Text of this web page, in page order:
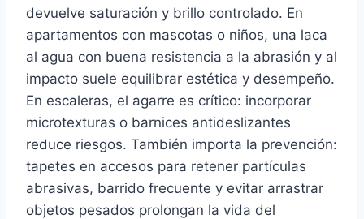
devuelve saturación y brillo controlado. En
apartamentos con mascotas o niños, una laca
al agua con buena resistencia a la abrasión y al
impacto suele equilibrar estética y desempeño.
En escaleras, el agarre es crítico: incorporar
microtexturas o barnices antideslizantes
reduce riesgos. También importa la prevención:
tapetes en accesos para retener partículas
abrasivas, barrido frecuente y evitar arrastrar
objetos pesados prolongan la vida del